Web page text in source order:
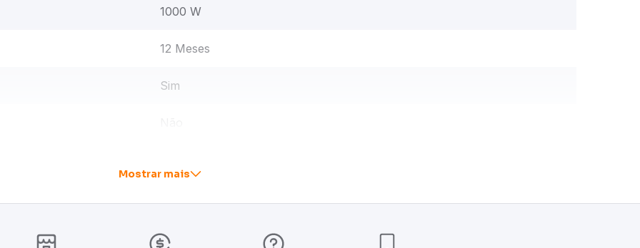
um clique suave no botão para iniciar e finalizar seus preparos.
superior ondulada e inferior lisa Alça isotérmica para manuseio seguro Base estável e pés
1000 W
12 Meses
Sim
Não
Mostrar mais